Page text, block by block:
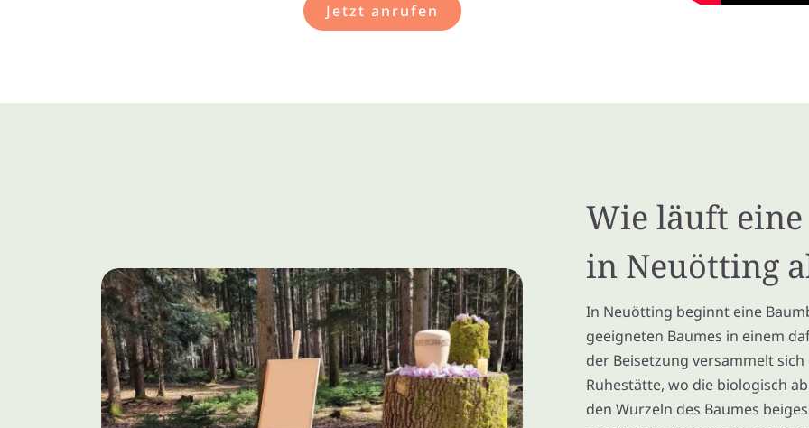
Jetzt anrufen
Wie läuft
in Neuötting
In Neuötting beginnt eine
geeigneten Baumes in einem
der Beisetzung versammelt
Ruhestätte, wo die biologisch
den Wurzeln des Baumes